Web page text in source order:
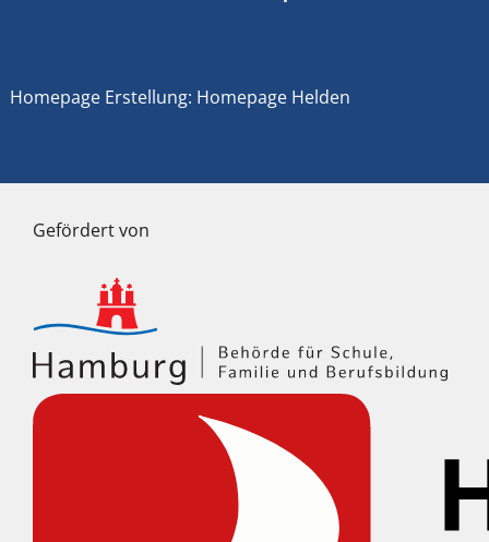
Homepage Erstellung: Homepage Helden
Gefördert von